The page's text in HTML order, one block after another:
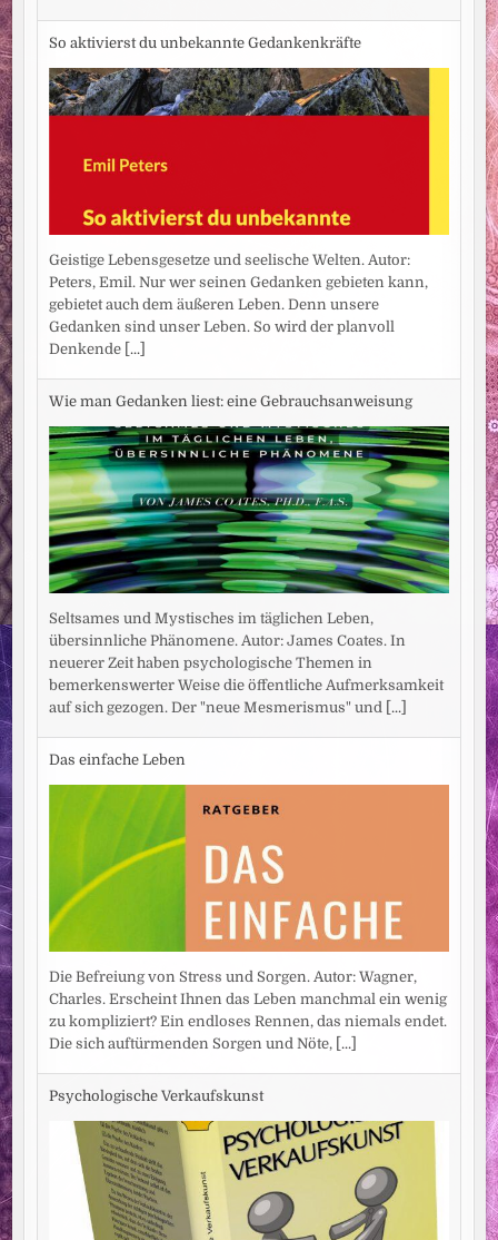
So aktivierst du unbekannte Gedankenkräfte
Geistige Lebensgesetze und seelische Welten. Autor:
Peters, Emil. Nur wer seinen Gedanken gebieten kann,
gebietet auch dem äußeren Leben. Denn unsere
Gedanken sind unser Leben. So wird der planvoll
Denkende [...]
Wie man Gedanken liest: eine Gebrauchsanweisung
Seltsames und Mystisches im täglichen Leben,
übersinnliche Phänomene. Autor: James Coates. In
neuerer Zeit haben psychologische Themen in
bemerkenswerter Weise die öffentliche Aufmerksamkeit
auf sich gezogen. Der "neue Mesmerismus" und
[...]
Das einfache Leben
Die Befreiung von Stress und Sorgen. Autor: Wagner,
Charles. Erscheint Ihnen das Leben manchmal ein wenig
zu kompliziert? Ein endloses Rennen, das niemals endet.
Die sich auftürmenden Sorgen und Nöte,
[...]
Psychologische Verkaufskunst